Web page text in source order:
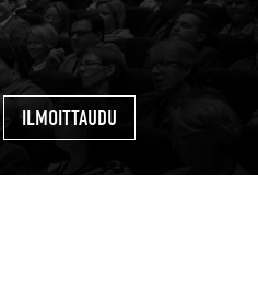
ILMOITTAUDU